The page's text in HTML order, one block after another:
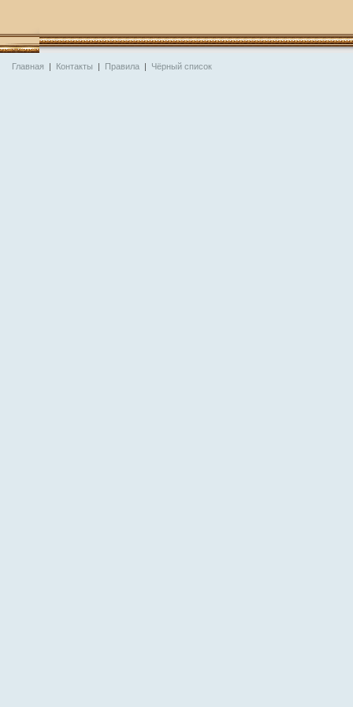
Главная | Контакты | Правила | Чёрный список